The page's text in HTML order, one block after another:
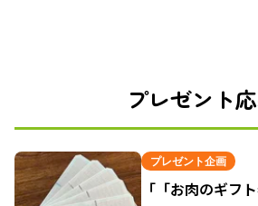
プレゼント
プレゼント企画
「「お肉のギフ